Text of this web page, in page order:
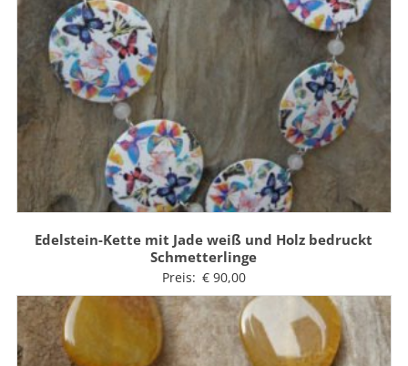
Edelstein-Kette mit Jade weiß und Holz bedruckt
Schmetterlinge
Preis: €90,00